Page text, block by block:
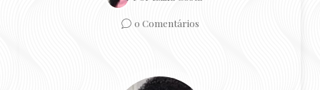
0 Comentários